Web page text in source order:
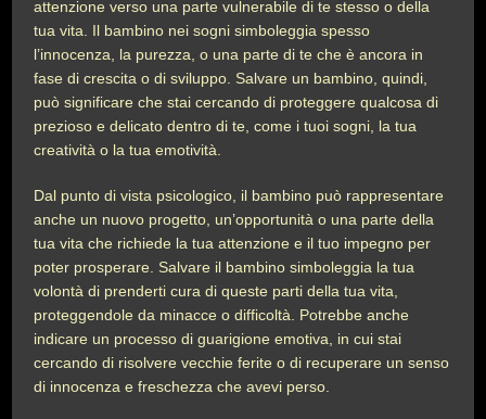
attenzione verso una parte vulnerabile di te stesso o della
tua vita. Il bambino nei sogni simboleggia spesso
l’innocenza, la purezza, o una parte di te che è ancora in
fase di crescita o di sviluppo. Salvare un bambino, quindi,
può significare che stai cercando di proteggere qualcosa di
prezioso e delicato dentro di te, come i tuoi sogni, la tua
creatività o la tua emotività.
Dal punto di vista psicologico, il bambino può rappresentare
anche un nuovo progetto, un’opportunità o una parte della
tua vita che richiede la tua attenzione e il tuo impegno per
poter prosperare. Salvare il bambino simboleggia la tua
volontà di prenderti cura di queste parti della tua vita,
proteggendole da minacce o difficoltà. Potrebbe anche
indicare un processo di guarigione emotiva, in cui stai
cercando di risolvere vecchie ferite o di recuperare un senso
di innocenza e freschezza che avevi perso.